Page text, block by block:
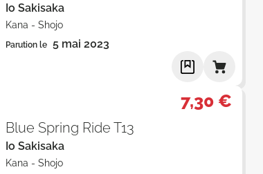
Io Sakisaka
Kana - Shojo
Parution le 5 mai 2023
7,30 €
Blue Spring Ride T13
Io Sakisaka
Kana - Shojo